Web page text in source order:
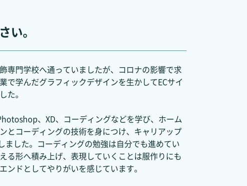
。
専門学校へ通っていましたが、コロナの影響で求
で学んだグラフィックデザインを生かしてECサイ
た。
、XD、コーディングなどを学び、ホーム
とコーディングの技術を身につけ、キャリアップ
した。コーディングの勉強は自分でも進めてい
る形へ積み上げ、表現していくことは服作りにも
ンドとしてやりがいを感じています。